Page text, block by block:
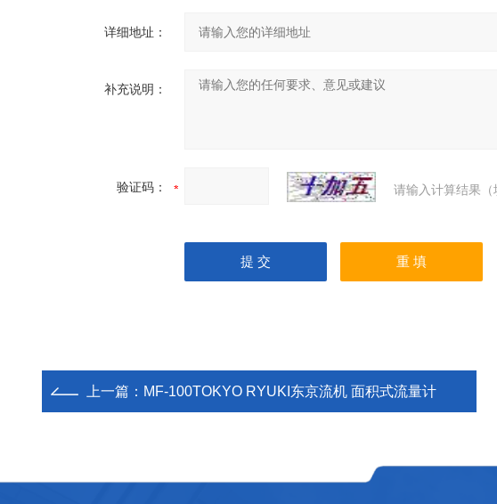
详细地址：
补充说明：
验证码： 请输入计算结果
上一篇： MF-100TOKYO RYUKI东京流机 面积式流量计